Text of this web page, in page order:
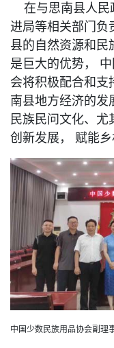
在与思南县人民
进局等相关部门负
县的自然资源和民
是巨大的优势，
会将积极配合和支
南县地方经济的发
民族民问文化、
创新发展， 赋能乡
中国少数民族用品协会副理